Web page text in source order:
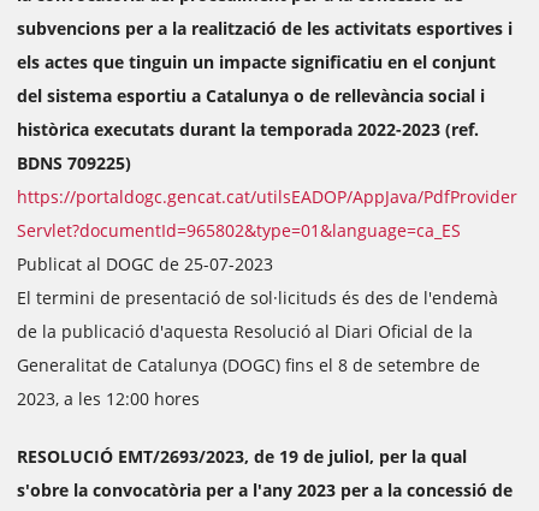
subvencions per a la realització de les activitats esportives i
els actes que tinguin un impacte significatiu en el conjunt
del sistema esportiu a Catalunya o de rellevància social i
històrica executats durant la temporada 2022-2023 (ref.
BDNS 709225)
https://portaldogc.gencat.cat/utilsEADOP/AppJava/PdfProvider
Servlet?documentId=965802&type=01&language=ca_ES
Publicat al DOGC de 25-07-2023
El termini de presentació de sol·licituds és des de l'endemà
de la publicació d'aquesta Resolució al Diari Oficial de la
Generalitat de Catalunya (DOGC) fins el 8 de setembre de
2023, a les 12:00 hores
RESOLUCIÓ EMT/2693/2023, de 19 de juliol, per la qual
s'obre la convocatòria per a l'any 2023 per a la concessió de